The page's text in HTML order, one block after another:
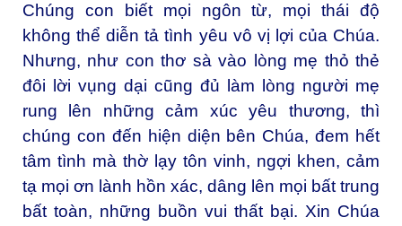
Chúng con biết mọi ngôn từ, mọi thái độ
không thể diễn tả tình yêu vô vị lợi của Chúa.
Nhưng, như con thơ sà vào lòng mẹ thỏ thẻ
đôi lời vụng dại cũng đủ làm lòng người mẹ
rung lên những cảm xúc yêu thương, thì
chúng con đến hiện diện bên Chúa, đem hết
tâm tình mà thờ lạy tôn vinh, ngợi khen, cảm
tạ mọi ơn lành hồn xác, dâng lên mọi bất trung
bất toàn, những buồn vui thất bại. Xin Chúa